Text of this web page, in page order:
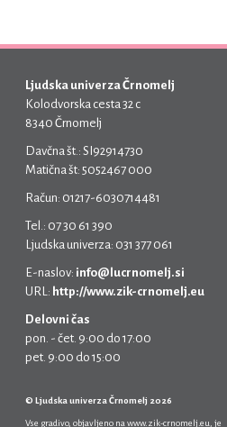
Ljudska univerza Črnomelj
Kolodvorska cesta 32 c
8340 Črnomelj
Davčna št.: SI92914730
Matična št: 5052467 000
Račun: 01217-6030714481
Tel.: 07 30 61 390
Ljudska univerza: 031 377 061
E-naslov: info@lucrnomelj.si
URL: http://www.zik-crnomelj.eu
Delovni čas
pon. - čet. 9:00 do 17:00
pet. 9:00 do 15:00
© Ljudska univerza Črnomelj 2026
Vse gradivo, objavljeno na www.zik-crnomelj.eu , je